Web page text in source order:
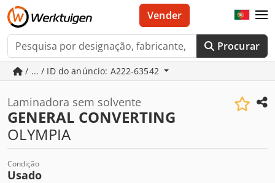
Procurar
Vender
/ ... / ID do anúncio: A222-63542
Laminadora sem solvente
GENERAL CONVERTING
OLYMPIA
Condição
Usado